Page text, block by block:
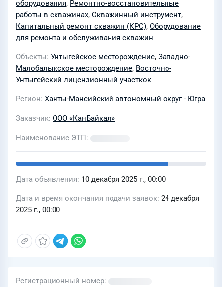
Малобалыкском месторождениях и
Восточно-Унтыгейском
лицензионных участках в 2026 году
оборудования, Ремонтно-восстановительные
работы в скважинах, Скважинный инструмент,
Капитальный ремонт скважин (КРС), Оборудование
для ремонта и обслуживания скважин
Объекты Унтыгейское месторождение, Западно-
Малобалыкское месторождение, Восточно-
Унтыгейский лицензионный участкок
Регион Ханты-Мансийский автономный округ - Югра
Заказчик ООО «КанБайкал»
Наименование ЭТП
Дата объявления 10 декабря 2025 г., 00:00
Дата и время окончания подачи заявок 24 декабря
2025 г., 00:00
Регистрационный номер